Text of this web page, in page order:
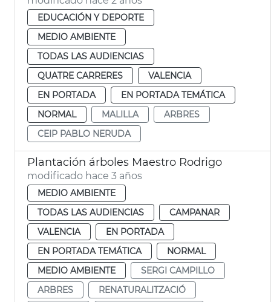
EDUCACIÓN Y DEPORTE
MEDIO AMBIENTE
TODAS LAS AUDIENCIAS
QUATRE CARRERES
VALENCIA
EN PORTADA
EN PORTADA TEMÁTICA
NORMAL
MALILLA
ARBRES
CEIP PABLO NERUDA
Plantación árboles Maestro Rodrigo
modificado hace 3 años
MEDIO AMBIENTE
TODAS LAS AUDIENCIAS
CAMPANAR
VALENCIA
EN PORTADA
EN PORTADA TEMÁTICA
NORMAL
MEDIO AMBIENTE
SERGI CAMPILLO
ARBRES
RENATURALITZACIÓ